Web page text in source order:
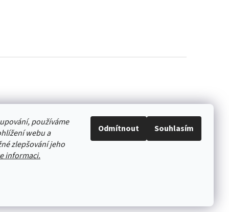
používáme
webu a
zlepšování jeho
informaci.
Odmítnout Souhlasím